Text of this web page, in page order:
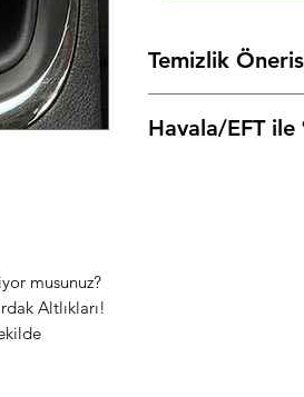
musunuz?
Altlıkları!
Temizlik
Kimyasal
Havala/EFT